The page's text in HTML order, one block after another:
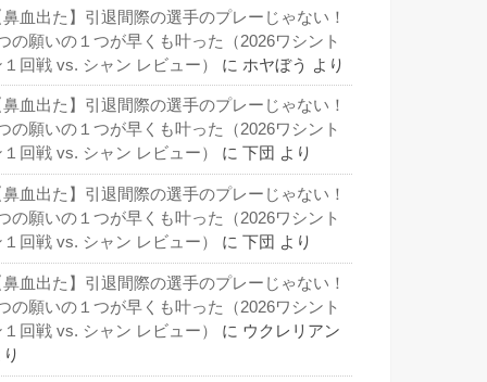
鼻血出た】引退間際の選手のプレーじゃない！
の願いの１つが早くも叶った（2026ワシント
１回戦 vs. シャン レビュー）
に ホヤぼう より
鼻血出た】引退間際の選手のプレーじゃない！
の願いの１つが早くも叶った（2026ワシント
１回戦 vs. シャン レビュー）
に 下団 より
鼻血出た】引退間際の選手のプレーじゃない！
の願いの１つが早くも叶った（2026ワシント
１回戦 vs. シャン レビュー）
に 下団 より
鼻血出た】引退間際の選手のプレーじゃない！
の願いの１つが早くも叶った（2026ワシント
１回戦 vs. シャン レビュー）
に ウクレリアン